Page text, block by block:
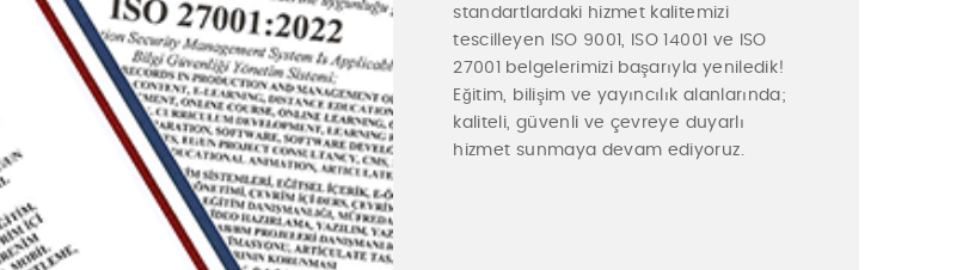
standartlardaki hizmet kalitemizi
tescilleyen ISO 9001, ISO 14001 ve ISO
27001 belgelerimizi başarıyla yeniledik!
Eğitim, bilişim ve yayıncılık alanlarında;
kaliteli, güvenli ve çevreye duyarlı
hizmet sunmaya devam ediyoruz.